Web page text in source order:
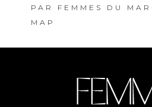
PAR FEMMES DU
MAP